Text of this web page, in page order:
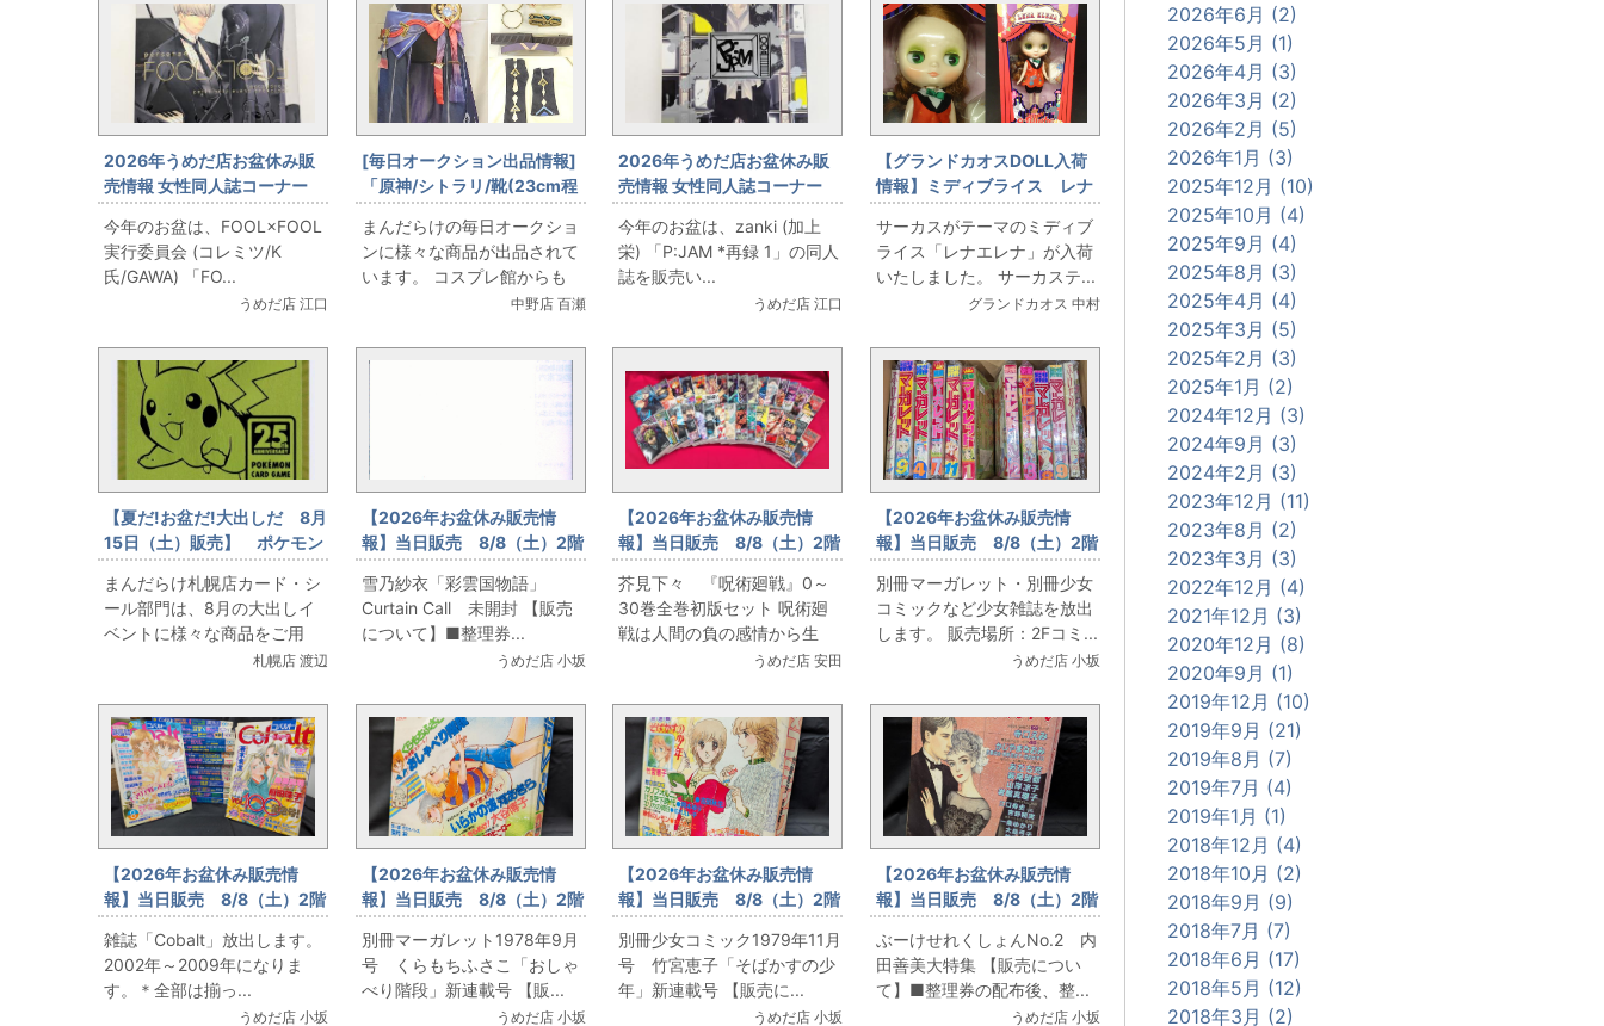
2026年うめだ店お盆休み販
売情報 女性同人誌コーナー
FOOL×FOOL実行委員会 (コ
レミツ/K氏/GAWA)
「FOOL×FOOL」をお出しま
す！
今年のお盆は、FOOL×FOOL
実行委員会 (コレミツ/K
氏/GAWA) 「FO...
うめだ店 江口
[毎日オークション出品情報]
「原神/シトラリ/靴(23cm程
度)付き/女性用Sサイズ程度
(日本サイズ)/コスプレ衣装」
を出品しています
まんだらけの毎日オークショ
ンに様々な商品が出品されて
います。 コスプレ館からも
中野店 百瀬
2026年うめだ店お盆休み販
売情報 女性同人誌コーナー
zanki (加上栄) 「P:JAM *再
録 1」をお出します！
今年のお盆は、zanki (加上
栄) 「P:JAM *再録 1」の同人
誌を販売い...
うめだ店 江口
【グランドカオスDOLL入荷
情報】ミディブライス レナ
エレナ
サーカスがテーマのミディブ
ライス「レナエレナ」が入荷
いたしました。 サーカステ...
グランドカオス 中村
【夏だ!お盆だ!大出しだ 8月
15日（土）販売】 ポケモン
カード ゴールデンなピカチ
ュウ登場
まんだらけ札幌店カード・シ
ール部門は、8月の大出しイ
ベントに様々な商品をご用
札幌店 渡辺
【2026年お盆休み販売情
報】当日販売 8/8（土）2階
コミックフロア 雪乃紗衣
「彩雲国物語」Curtain
Call 未開封
雪乃紗衣「彩雲国物語」
Curtain Call 未開封 【販売
について】■整理券...
うめだ店 小坂
【2026年お盆休み販売情
報】当日販売 8/8（土）2階
コミックフロア 芥見下々
『呪術廻戦』0～30巻全巻初
版セット
芥見下々 『呪術廻戦』0～
30巻全巻初版セット 呪術廻
戦は人間の負の感情から生
うめだ店 安田
【2026年お盆休み販売情
報】当日販売 8/8（土）2階
コミックフロア 別冊マーガ
レット・別冊少女コミックな
ど少女雑誌放出
別冊マーガレット・別冊少女
コミックなど少女雑誌を放出
します。 販売場所：2Fコミ...
うめだ店 小坂
【2026年お盆休み販売情
報】当日販売 8/8（土）2階
コミックフロア 雑誌
「Cobalt」放出
雑誌「Cobalt」放出します。
2002年～2009年になりま
す。＊全部は揃っ...
うめだ店 小坂
【2026年お盆休み販売情
報】当日販売 8/8（土）2階
コミックフロア 別冊マーガ
レット1978年9月号 くらも
ちふさこ「おしゃべり階段」
新連載号
別冊マーガレット1978年9月
号 くらもちふさこ「おしゃ
べり階段」新連載号 【販...
うめだ店 小坂
【2026年お盆休み販売情
報】当日販売 8/8（土）2階
コミックフロア 別冊少女コ
ミック1979年11月号 竹宮恵
子「そばかすの少年」新連載
号
別冊少女コミック1979年11月
号 竹宮恵子「そばかすの少
年」新連載号 【販売に...
うめだ店 小坂
【2026年お盆休み販売情
報】当日販売 8/8（土）2階
コミックフロア ぶーけせれ
くしょんNo.2 内田善美大特
集
ぶーけせれくしょんNo.2 内
田善美大特集 【販売につい
て】■整理券の配布後、整...
うめだ店 小坂
2026年6月 (2)
2026年5月 (1)
2026年4月 (3)
2026年3月 (2)
2026年2月 (5)
2026年1月 (3)
2025年12月 (10)
2025年10月 (4)
2025年9月 (4)
2025年8月 (3)
2025年4月 (4)
2025年3月 (5)
2025年2月 (3)
2025年1月 (2)
2024年12月 (3)
2024年9月 (3)
2024年2月 (3)
2023年12月 (11)
2023年8月 (2)
2023年3月 (3)
2022年12月 (4)
2021年12月 (3)
2020年12月 (8)
2020年9月 (1)
2019年12月 (10)
2019年9月 (21)
2019年8月 (7)
2019年7月 (4)
2019年1月 (1)
2018年12月 (4)
2018年10月 (2)
2018年9月 (9)
2018年7月 (7)
2018年6月 (17)
2018年5月 (12)
2018年3月 (2)